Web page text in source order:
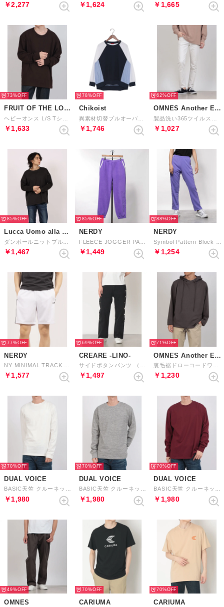
￥2,277 ￥1,624 ￥1,665
73%
FRUIT OF THE LOOM
￥1,633
78%
Chikoist
￥1,746
62%
OMNES Another Edition
￥1,027
85%
Lucca Uomo alla moda
￥1,467
85%
NERDY
￥1,449
88%
NERDY
￥1,254
77%
NERDY
￥1,577
69%
CREARE -LINO-
￥1,497
71%
OMNES Another Edition
￥1,230
70%
DUAL VOICE
BASIC天竺 クルーネックロングスリーブT-1 （O.WHITE）
￥1,980
70%
DUAL VOICE
BASIC天竺 クルーネックロングスリーブT-3 （H.GRAY）
￥1,980
70%
DUAL VOICE
BASIC天竺 クルーネックロングスリーブT-3 （BURGUNDY）
￥1,980
49%
OMNES
70%
CARIUMA
70%
CARIUMA